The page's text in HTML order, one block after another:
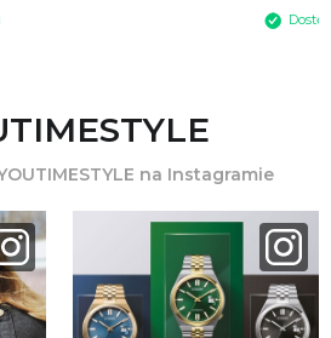
na Instagramie